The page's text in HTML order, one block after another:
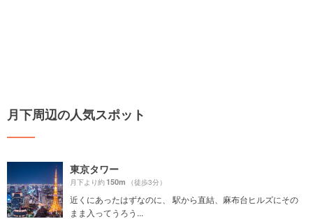
月下周辺の人気スポット
東京タワー
月下より約150m （徒歩3分）
近くにあったはずなのに、 駅から直結、麻布台ヒルズにその
まま入ってうろう...